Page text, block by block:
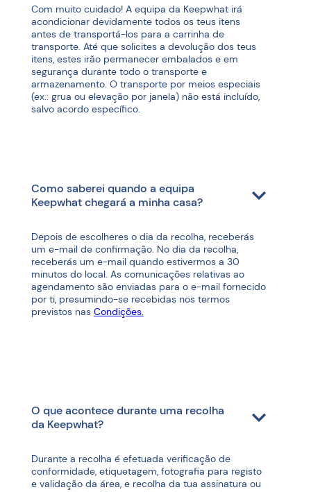
Com muito cuidado! A equipa da Keepwhat irá
acondicionar devidamente todos os teus itens
antes de transportá-los para a carrinha de
transporte. Até que solicites a devolução dos teus
itens, estes irão permanecer embalados e em
segurança durante todo o transporte e
armazenamento. O transporte por meios especiais
(ex.: grua ou elevação por janela) não está incluído,
salvo acordo específico.
Como saberei quando a equipa
Keepwhat chegará a minha casa?
Depois de escolheres o dia da recolha, receberás
um e-mail de confirmação. No dia da recolha,
receberás um e-mail quando estivermos a 30
minutos do local. As comunicações relativas ao
agendamento são enviadas para o e-mail fornecido
por ti, presumindo-se recebidas nos termos
previstos nas Condições.
O que acontece durante uma recolha
da Keepwhat?
Durante a recolha é efetuada verificação de
conformidade, etiquetagem, fotografia para registo
e validação da área, e recolha da tua assinatura ou